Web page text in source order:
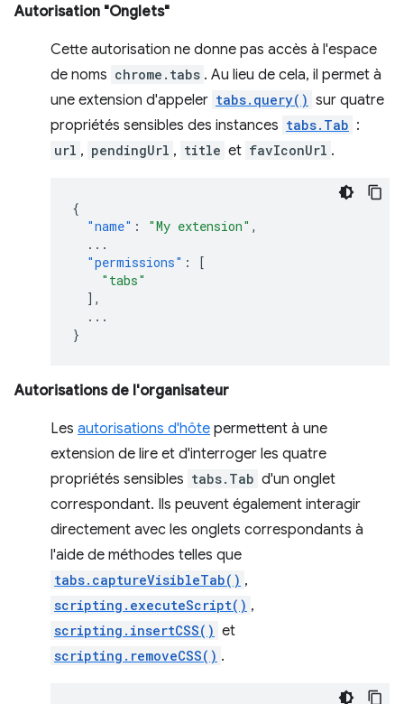
Autorisation "Onglets"
Cette autorisation ne donne pas accès à l'espace
de noms chrome.tabs . Au lieu de cela, il permet à
une extension d'appeler tabs.query() sur quatre
propriétés sensibles des instances tabs.Tab :
url , pendingUrl , title et favIconUrl .
{
"name" : "My extension" ,
...
"permissions" :
[
"tabs"
],
...
}
Autorisations de l'organisateur
Les autorisations d'hôte permettent à une
extension de lire et d'interroger les quatre
propriétés sensibles tabs.Tab d'un onglet
correspondant. Ils peuvent également interagir
directement avec les onglets correspondants à
l'aide de méthodes telles que
tabs.captureVisibleTab() ,
scripting.executeScript() ,
scripting.insertCSS() et
scripting.removeCSS() .